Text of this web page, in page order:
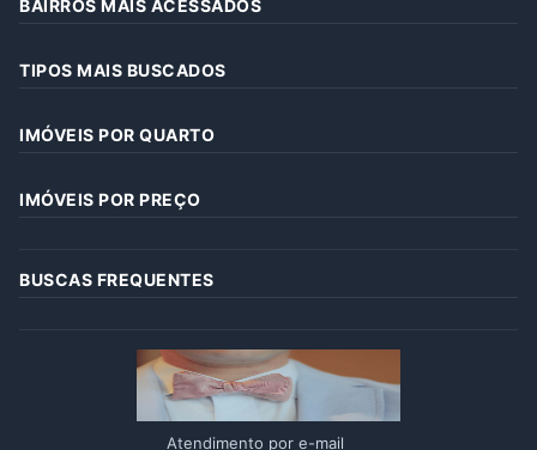
BAIRROS MAIS ACESSADOS
TIPOS MAIS BUSCADOS
IMÓVEIS POR QUARTO
IMÓVEIS POR PREÇO
BUSCAS FREQUENTES
Atendimento por e-mail